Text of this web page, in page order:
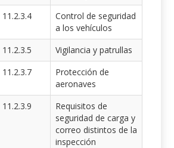
11.2.3.4
Control de seguridad
a los vehículos
11.2.3.5
Vigilancia y patrullas
11.2.3.7
Protección de
aeronaves
11.2.3.9
Requisitos de
seguridad de carga y
correo distintos de la
inspección